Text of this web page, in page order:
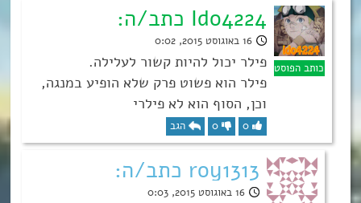
Ido4224 כתב/ה:
16 באוגוסט 2015, 0:02
פילר יכול להיות קשור לעלילה.
פילר הוא פשוט פרק שלא הופיע במנגה,
וכן, הסוף הוא לא פילרי
0
0 הגב
roy1313 כתב/ה:
16 באוגוסט 2015, 0:03